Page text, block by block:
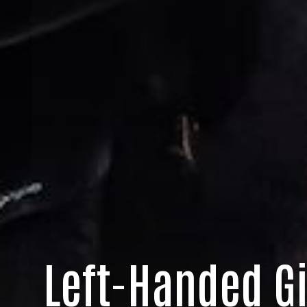
Left-Handed